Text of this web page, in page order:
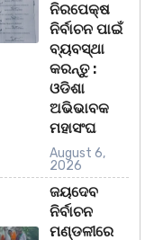
ନିରପେକ୍ଷ
ନିର୍ବାଚନ ପାଇଁ
ବ୍ୟବସ୍ଥା
କରନ୍ତୁ :
ଓଡିଶା
ଅଭିଭାବକ
ମହାସଂଘ
August 6,
2026
ଜୟଦେବ
ନିର୍ବାଚନ
ମଣ୍ଡଳୀରେ